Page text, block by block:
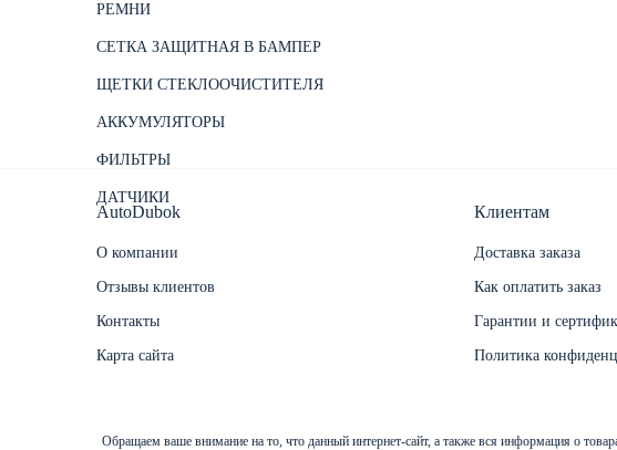
РЕМНИ
СЕТКА ЗАЩИТНАЯ В БАМПЕР
ЩЕТКИ СТЕКЛООЧИСТИТЕЛЯ
АККУМУЛЯТОРЫ
ФИЛЬТРЫ
ДАТЧИКИ
AutoDubok
О компании
Отзывы клиентов
Контакты
Карта сайта
Клиентам
Доставка заказа
Как оплатить заказ
Гарантии и
Политика
Обращаем ваше внимание на то, что данный интернет-сайт, а также вся информация о